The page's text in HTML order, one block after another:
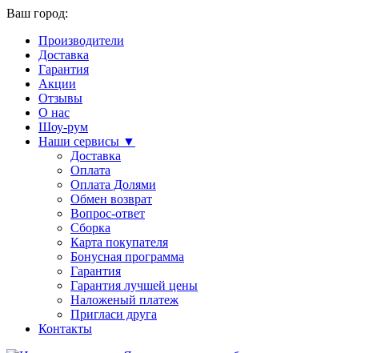
Ваш город:
Производители
Доставка
Гарантия
Акции
Отзывы
О нас
Шоу-рум
Наши сервисы ▼
Доставка
Оплата
Оплата Долями
Обмен возврат
Вопрос-ответ
Сборка
Карта покупателя
Бонусная программа
Гарантия
Гарантия лучшей цены
Наложеный платеж
Пригласи друга
Контакты